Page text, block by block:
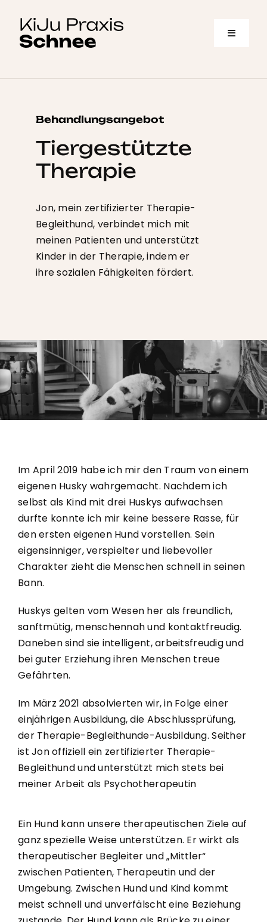
content
Toggle
Über mich
Behandlung
Kostenübernahme
Privatpraxis Bad Homburg
Kontakt
Behandlungsangebot
Tiergestützte
Therapie
Jon, mein zertifizierter Therapie-
Begleithund, verbindet mich mit
meinen Patienten und unterstützt
Kinder in der Therapie, indem er
ihre sozialen Fähigkeiten fördert.
Im April 2019 habe ich mir den Traum von einem
eigenen Husky wahrgemacht. Nachdem ich
selbst als Kind mit drei Huskys aufwachsen
durfte konnte ich mir keine bessere Rasse, für
den ersten eigenen Hund vorstellen. Sein
eigensinniger, verspielter und liebevoller
Charakter zieht die Menschen schnell in seinen
Bann.
Huskys gelten vom Wesen her als freundlich,
sanftmütig, menschennah und kontaktfreudig.
Daneben sind sie intelligent, arbeitsfreudig und
bei guter Erziehung ihren Menschen treue
Gefährten.
Im März 2021 absolvierten wir, in Folge einer
einjährigen Ausbildung, die Abschlussprüfung,
der Therapie-Begleithunde-Ausbildung. Seither
ist Jon offiziell ein zertifizierter Therapie-
Begleithund und unterstützt mich stets bei
meiner Arbeit als Psychotherapeutin
Ein Hund kann unsere therapeutischen Ziele auf
ganz spezielle Weise unterstützen. Er wirkt als
therapeutischer Begleiter und „Mittler“
zwischen Patienten, Therapeutin und der
Umgebung. Zwischen Hund und Kind kommt
meist schnell und unverfälscht eine Beziehung